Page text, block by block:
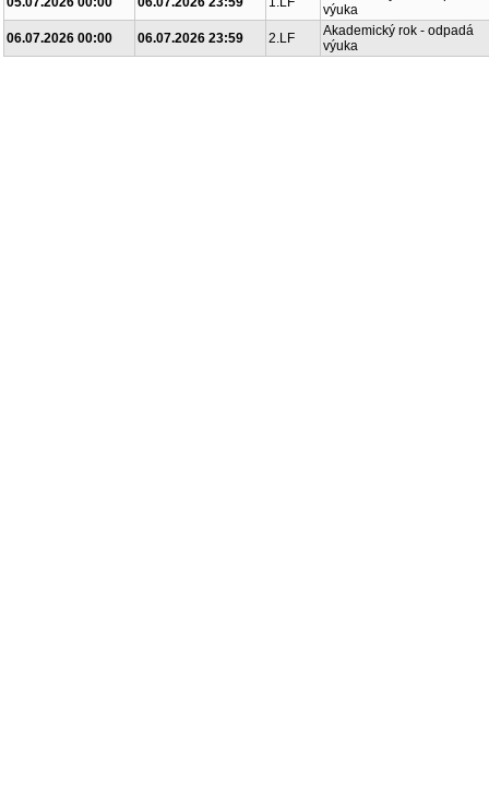
05.07.2026 00:00
06.07.2026 23:59 1.LF
Akademický rok - odpadá
výuka
06.07.2026 00:00
06.07.2026 23:59 2.LF
Akademický rok - odpadá